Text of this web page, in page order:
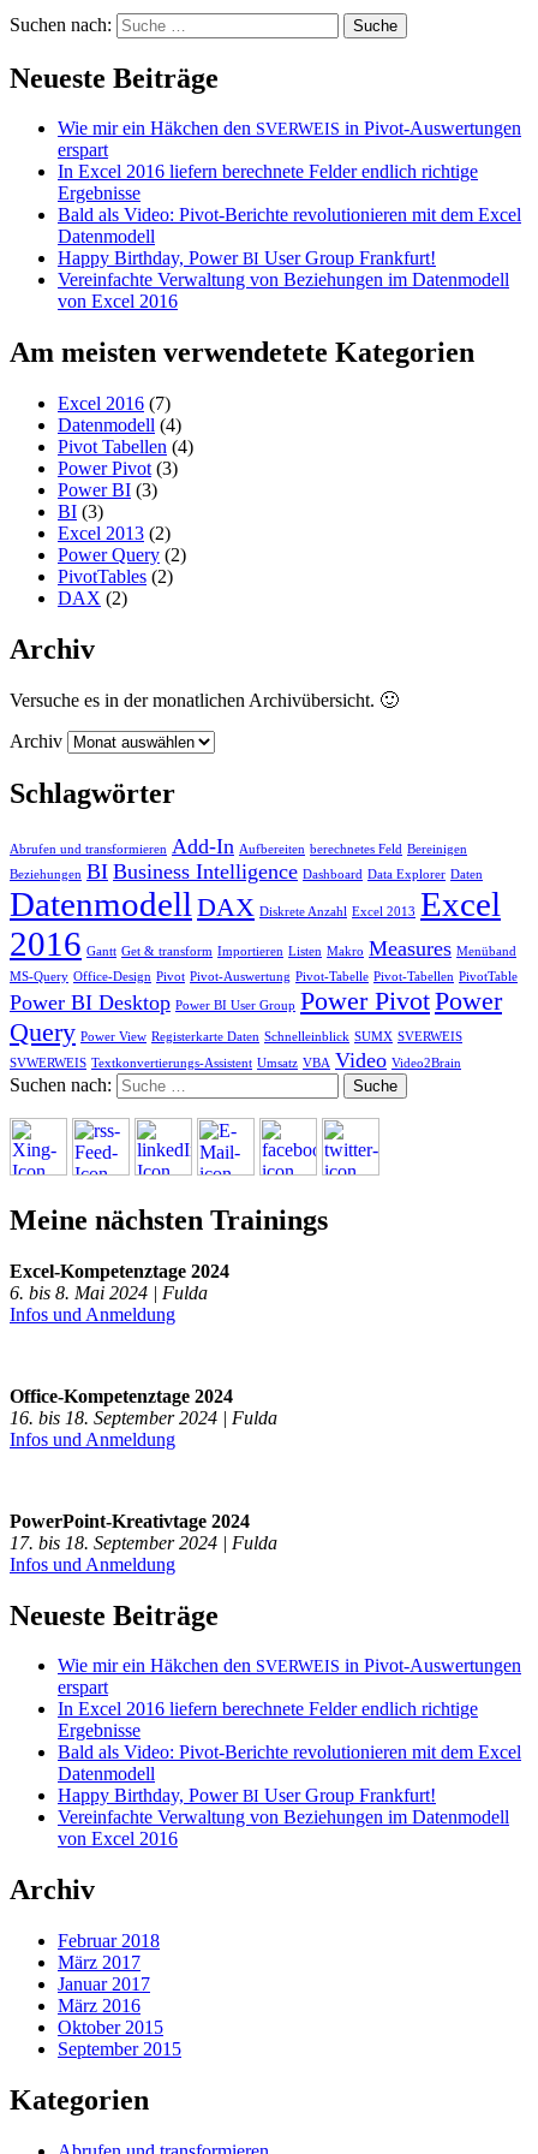
Suchen nach:
Neueste Beiträge
Wie mir ein Häkchen den SVERWEIS in Pivot-Auswertungen
erspart
In Excel 2016 liefern berechnete Felder endlich richtige
Ergebnisse
Bald als Video: Pivot-Berichte revolutionieren mit dem Excel
Datenmodell
Happy Birthday, PowerBI User Group Frankfurt!
Vereinfachte Verwaltung von Beziehungen im Datenmodell
von Excel 2016
Am meisten verwendetete Kategorien
Excel 2016 (7)
Datenmodell (4)
Pivot Tabellen (4)
Power Pivot (3)
Power BI (3)
BI (3)
Excel 2013 (2)
Power Query (2)
PivotTables (2)
DAX (2)
Archiv
Versuche es in der monatlichen Archivübersicht. 🙂
Archiv
Schlagwörter
Abrufen und transformieren Add-In Aufbereiten berechnetes Feld Bereinigen
Beziehungen BI Business Intelligence Dashboard Data Explorer Daten
Datenmodell DAX Diskrete Anzahl Excel 2013 Excel
2016 Gantt Get & transform Importieren Listen Makro Measures Menüband
MS-Query Office-Design Pivot Pivot-Auswertung Pivot-Tabelle Pivot-Tabellen PivotTable
Power BI Desktop Power BI User Group Power PivotPower
Query Power View Registerkarte Daten Schnelleinblick SUMX SVERWEIS
SVWERWEIS Textkonvertierungs-Assistent Umsatz VBA Video Video2Brain
Suchen nach:
Meine nächsten Trainings
Excel-Kompetenztage 2024
6. bis 8. Mai 2024 | Fulda
Infos und Anmeldung
Office-Kompetenztage 2024
16. bis 18. September 2024 | Fulda
Infos und Anmeldung
PowerPoint-Kreativtage 2024
17. bis 18. September 2024 | Fulda
Infos und Anmeldung
Neueste Beiträge
Wie mir ein Häkchen den SVERWEIS in Pivot-Auswertungen
erspart
In Excel 2016 liefern berechnete Felder endlich richtige
Ergebnisse
Bald als Video: Pivot-Berichte revolutionieren mit dem Excel
Datenmodell
Happy Birthday, PowerBI User Group Frankfurt!
Vereinfachte Verwaltung von Beziehungen im Datenmodell
von Excel 2016
Archiv
Februar 2018
März 2017
Januar 2017
März 2016
Oktober 2015
September 2015
Kategorien